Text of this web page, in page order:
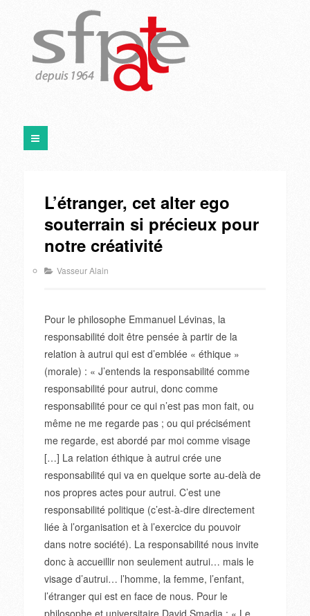
L’étranger, cet alter ego
souterrain si précieux pour
notre créativité
Vasseur Alain
Pour le philosophe Emmanuel Lévinas, la
responsabilité doit être pensée à partir de la
relation à autrui qui est d’emblée « éthique »
(morale) : « J’entends la responsabilité comme
responsabilité pour autrui, donc comme
responsabilité pour ce qui n’est pas mon fait, ou
même ne me regarde pas ; ou qui précisément
me regarde, est abordé par moi comme visage
[…] La relation éthique à autrui crée une
responsabilité qui va en quelque sorte au-delà de
nos propres actes pour autrui. C’est une
responsabilité politique (c’est-à-dire directement
liée à l’organisation et à l’exercice du pouvoir
dans notre société). La responsabilité nous invite
donc à accueillir non seulement autrui… mais le
visage d’autrui… l’homme, la femme, l’enfant,
l’étranger qui est en face de nous. Pour le
philosophe et universitaire David Smadja : « Le